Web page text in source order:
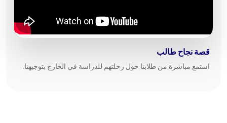
قصة نجاح طالب
استمع مباشرة من طلابنا حول رحلتهم للدراسة في الخارج بتوجيهنا.